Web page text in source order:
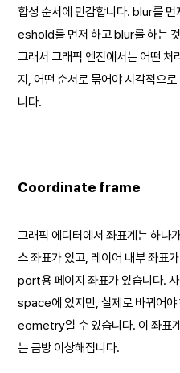
합성 순서에 민감합니다. blur를
eshold를 먼저 하고 blur를 하는
그래서 그래픽 엔진에서는 어떤 처
지, 어떤 순서로 묶어야 시각적으
니다.
Coordinate frame
그래픽 에디터에서 좌표계는 하나
스 좌표가 있고, 레이어 내부 좌표
port용 페이지 좌표가 있습니다.
space에 있지만, 실제로 바뀌어
eometry일 수 있습니다. 이 좌표
는 금방 이상해집니다.